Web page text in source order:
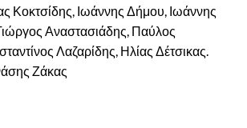
Κοκτσίδης, Ιωάννης Δήμου, Ιωάννης
Αναστασιάδης, Παύλος
Λαζαρίδης, Ηλίας Δέτσικας.
Ζάκας